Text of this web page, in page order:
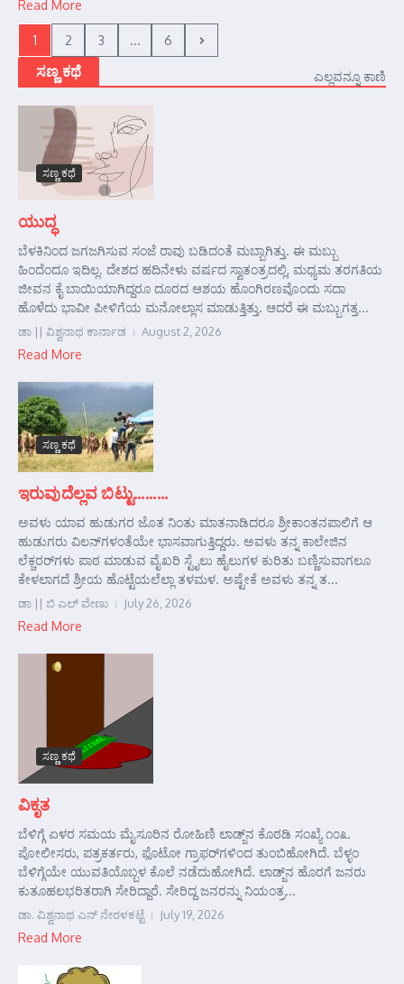
Read More
1 2 3 ... 6
ಸಣ್ಣ ಕಥೆ ಎಲ್ಲವನ್ನೂ ಕಾಣಿ
ಸಣ್ಣ ಕಥೆ
ಯುದ್ಧ
ಬೆಳಕಿನಿಂದ ಜಗಜಗಿಸುವ ಸಂಜೆ ರಾವು ಬಡಿದಂತೆ ಮಬ್ಬಾಗಿತ್ತು. ಈ ಮಬ್ಬು
ಹಿಂದೆಂದೂ ಇದಿಲ್ಲ. ದೇಶದ ಹದಿನೇಳು ವರ್ಷದ ಸ್ವಾತಂತ್ರದಲ್ಲಿ, ಮಧ್ಯಮ ತರಗತಿಯ
ಜೀವನ ಕೈ ಬಾಯಿಯಾಗಿದ್ದರೂ ದೂರದ ಆಶಯ ಹೊಂಗಿರಣವೊಂದು ಸದಾ
ಹೊಳೆದು ಭಾವೀ ಪೀಳಿಗೆಯ ಮನೋಲ್ಲಾಸ ಮಾಡುತ್ತಿತ್ತು. ಆದರೆ ಈ ಮಬ್ಬುಗತ್ತ...
ಡಾ || ವಿಶ್ವನಾಥ ಕಾರ್ನಾಡ August 2, 2026
Read More
ಸಣ್ಣ ಕಥೆ
ಇರುವುದೆಲ್ಲವ ಬಿಟ್ಟು………
ಅವಳು ಯಾವ ಹುಡುಗರ ಜೊತ ನಿಂತು ಮಾತನಾಡಿದರೂ ಶ್ರೀಕಾಂತನಪಾಲಿಗೆ ಆ
ಹುಡುಗರು ವಿಲನ್‌ಗಳಂತೆಯೇ ಭಾಸವಾಗುತ್ತಿದ್ದರು. ಅವಳು ತನ್ನ ಕಾಲೇಜಿನ
ಲೆಕ್ಚರರ್‌ಗಳು ಪಾಠ ಮಾಡುವ ವೈಖರಿ ಸ್ಟೈಲು ಹೈಲುಗಳ ಕುರಿತು ಬಣ್ಣಿಸುವಾಗಲೂ
ಕೇಳಲಾಗದೆ ಶ್ರೀಯ ಹೊಟ್ಟೆಯಲೆಲ್ಲಾ ತಳಮಳ. ಅಷ್ಟೇಕೆ ಅವಳು ತನ್ನ ತ...
ಡಾ || ಬಿ ಎಲ್ ವೇಣು July 26, 2026
Read More
ಸಣ್ಣ ಕಥೆ
ವಿಕೃತ
ಬೆಳಿಗ್ಗೆ ಏಳರ ಸಮಯ ಮೈಸೂರಿನ ರೋಹಿಣಿ ಲಾಡ್ಜ್‌ನ ಕೊಠಡಿ ಸಂಖ್ಯೆ ೧೦೩.
ಪೋಲೀಸರು, ಪತ್ರಕರ್ತರು, ಫೊಟೋ ಗ್ರಾಫರ್‌ಗಳಿಂದ ತುಂಬಿಹೋಗಿದೆ. ಬೆಳ್ಳಂ
ಬೆಳಿಗ್ಗೆಯೇ ಯುವತಿಯೊಬ್ಬಳ ಕೊಲೆ ನಡೆದುಹೋಗಿದೆ. ಲಾಡ್ಜ್‌ನ ಹೊರಗೆ ಜನರು
ಕುತೂಹಲಭರಿತರಾಗಿ ಸೇರಿದ್ದಾರೆ. ಸೇರಿದ್ದ ಜನರನ್ನು ನಿಯಂತ್ರ...
ಡಾ. ವಿಶ್ವನಾಥ ಎನ್ ನೇರಳಕಟ್ಟೆ July 19, 2026
Read More